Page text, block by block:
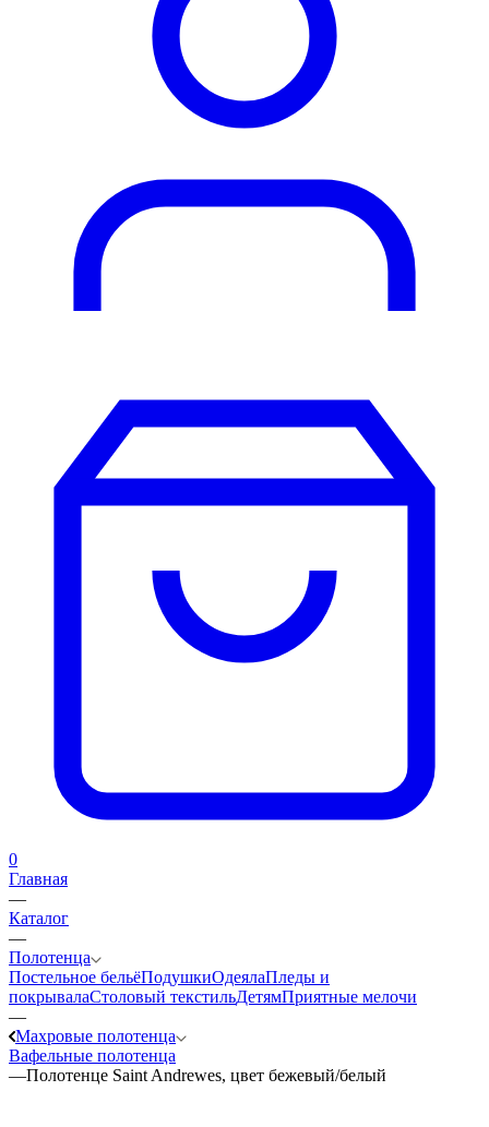
0
Главная
—
Каталог
—
Полотенца
Постельное бельёПодушкиОдеялаПледы и
покрывалаСтоловый текстильДетямПриятные мелочи
—
Махровые полотенца
Вафельные полотенца
—Полотенце Saint Andrewes, цвет бежевый/белый